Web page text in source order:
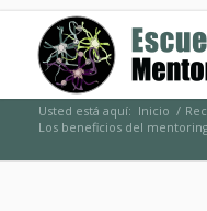
Usted está aquí: Inicio /
Los beneficios del